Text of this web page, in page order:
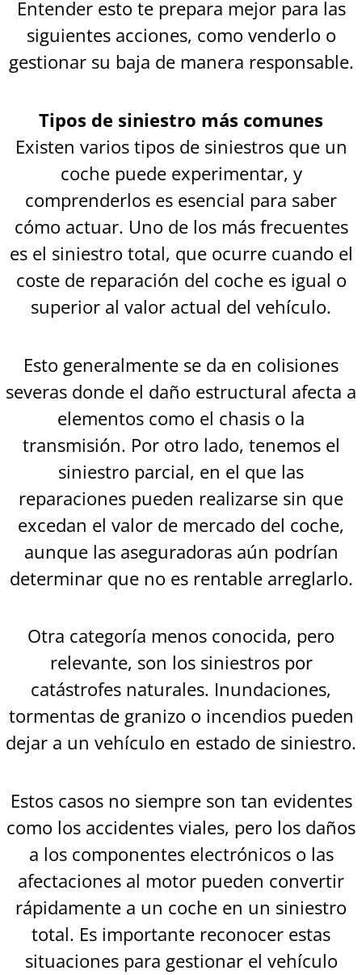
Entender esto te prepara mejor para las
siguientes acciones, como venderlo o
gestionar su baja de manera responsable.
Tipos de siniestro más comunes
Existen varios tipos de siniestros que un
coche puede experimentar, y
comprenderlos es esencial para saber
cómo actuar. Uno de los más frecuentes
es el siniestro total, que ocurre cuando el
coste de reparación del coche es igual o
superior al valor actual del vehículo.
Esto generalmente se da en colisiones
severas donde el daño estructural afecta a
elementos como el chasis o la
transmisión. Por otro lado, tenemos el
siniestro parcial, en el que las
reparaciones pueden realizarse sin que
excedan el valor de mercado del coche,
aunque las aseguradoras aún podrían
determinar que no es rentable arreglarlo.
Otra categoría menos conocida, pero
relevante, son los siniestros por
catástrofes naturales. Inundaciones,
tormentas de granizo o incendios pueden
dejar a un vehículo en estado de siniestro.
Estos casos no siempre son tan evidentes
como los accidentes viales, pero los daños
a los componentes electrónicos o las
afectaciones al motor pueden convertir
rápidamente a un coche en un siniestro
total. Es importante reconocer estas
situaciones para gestionar el vehículo